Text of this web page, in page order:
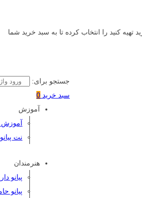
تهیه کنید را انتخاب کرده تا به سبد خرید شما
جستجو برای:
سبد خرید 0
آموزش
آموزش
نت پیانو
هنرمندان
پیانو
پیانو